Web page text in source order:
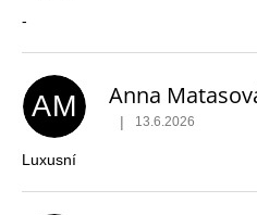
-
AM Anna
Hodnocení obchodu
| 13.6.2026
Luxusní